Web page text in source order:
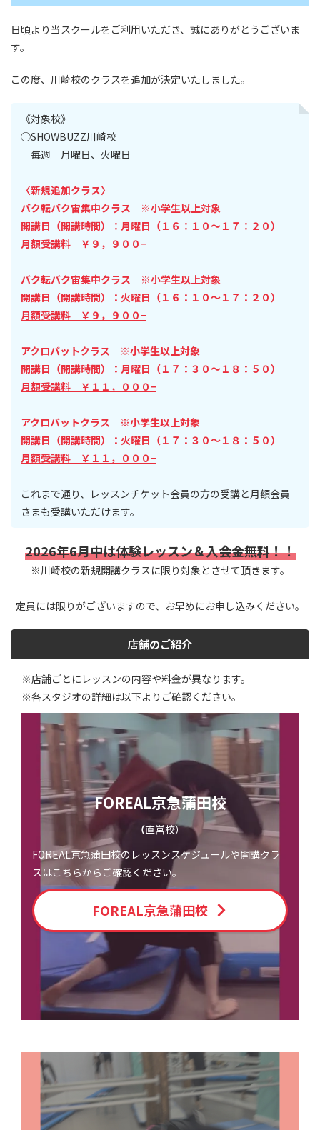
日頃より当スクールをご利用いただき、誠にありがとうございま
す。
この度、川崎校のクラスを追加が決定いたしました。
《対象校》
◯SHOWBUZZ川崎校
毎週 月曜日、火曜日
〈新規追加クラス〉
バク転バク宙集中クラス ※小学生以上対象
開講日（開講時間）：月曜日（１６：１０〜１７：２０）
月額受講料 ￥９，９００−
バク転バク宙集中クラス ※小学生以上対象
開講日（開講時間）：火曜日（１６：１０〜１７：２０）
月額受講料 ￥９，９００−
アクロバットクラス ※小学生以上対象
開講日（開講時間）：月曜日（１７：３０〜１８：５０）
月額受講料 ￥１１，０００−
アクロバットクラス ※小学生以上対象
開講日（開講時間）：火曜日（１７：３０〜１８：５０）
月額受講料 ￥１１，０００−
これまで通り、レッスンチケット会員の方の受講と月額会員
さまも受講いただけます。
2026年6月中は体験レッスン＆入会金無料！！
※川崎校の新規開講クラスに限り対象とさせて頂きます。
定員には限りがございますので、お早めにお申し込みください。
店舗のご紹介
※店舗ごとにレッスンの内容や料金が異なります。
※各スタジオの詳細は以下よりご確認ください。
FOREAL京急蒲田校
（直営校）
FOREAL京急蒲田校のレッスンスケジュールや開講クラ
スはこちらからご確認ください。
FOREAL京急蒲田校